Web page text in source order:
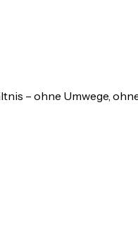
– ohne Umwege,